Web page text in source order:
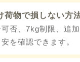
荷物で損しない方
否、7kg制限、追加
を確認できます。